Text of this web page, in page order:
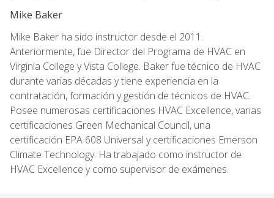
Mike Baker
Mike Baker ha sido instructor desde el 2011.
Anteriormente, fue Director del Programa de HVAC en
Virginia College y Vista College. Baker fue técnico de HVAC
durante varias décadas y tiene experiencia en la
contratación, formación y gestión de técnicos de HVAC.
Posee numerosas certificaciones HVAC Excellence, varias
certificaciones Green Mechanical Council, una
certificación EPA 608 Universal y certificaciones Emerson
Climate Technology. Ha trabajado como instructor de
HVAC Excellence y como supervisor de exámenes.